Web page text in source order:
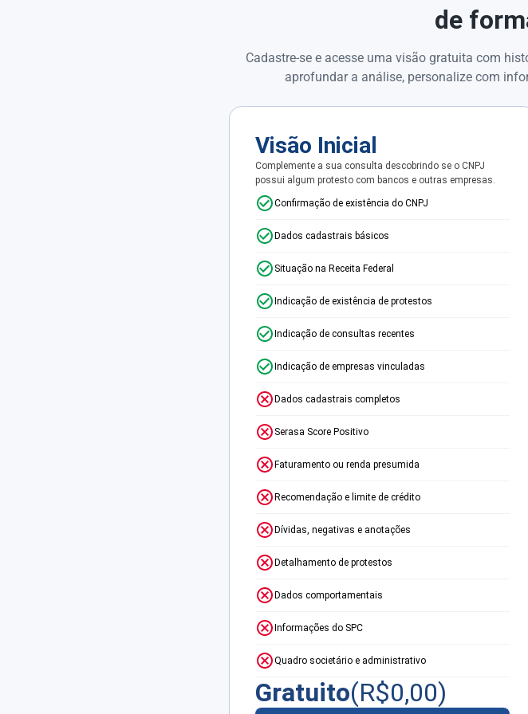
de
Cadastre-se e acesse uma visão gratuita com
aprofundar a análise, personalize com
Visão Inicial
Complemente a sua consulta descobrindo se o CNPJ
possui algum protesto com bancos e outras empresas.
Confirmação de existência do CNPJ
Dados cadastrais básicos
Situação na Receita Federal
Indicação de existência de protestos
Indicação de consultas recentes
Indicação de empresas vinculadas
Dados cadastrais completos
Serasa Score Positivo
Faturamento ou renda presumida
Recomendação e limite de crédito
Dívidas, negativas e anotações
Detalhamento de protestos
Dados comportamentais
Informações do SPC
Quadro societário e administrativo
Gratuito(R$0,00)